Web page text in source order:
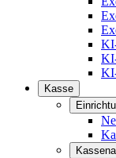
Kasse